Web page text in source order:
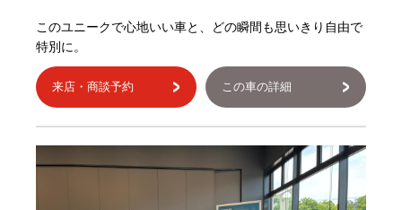
このユニークで心地いい車と、どの瞬間も思いきり自由で
特別に。
来店・商談予約 この車の詳細